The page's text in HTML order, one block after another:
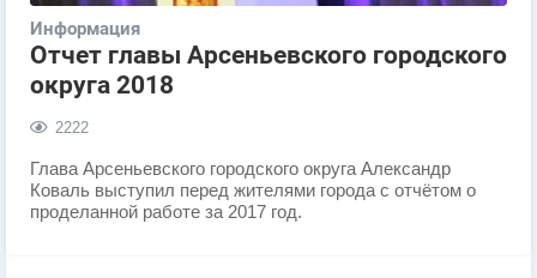
Информация
Отчет главы Арсеньевского городского
округа 2018
2222
Глава Арсеньевского городского округа Александр
Коваль выступил перед жителями города с отчётом о
проделанной работе за 2017 год.